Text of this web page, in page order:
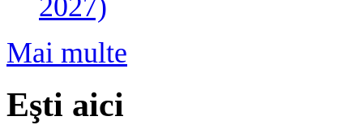
2027)
Mai multe
Eşti aici